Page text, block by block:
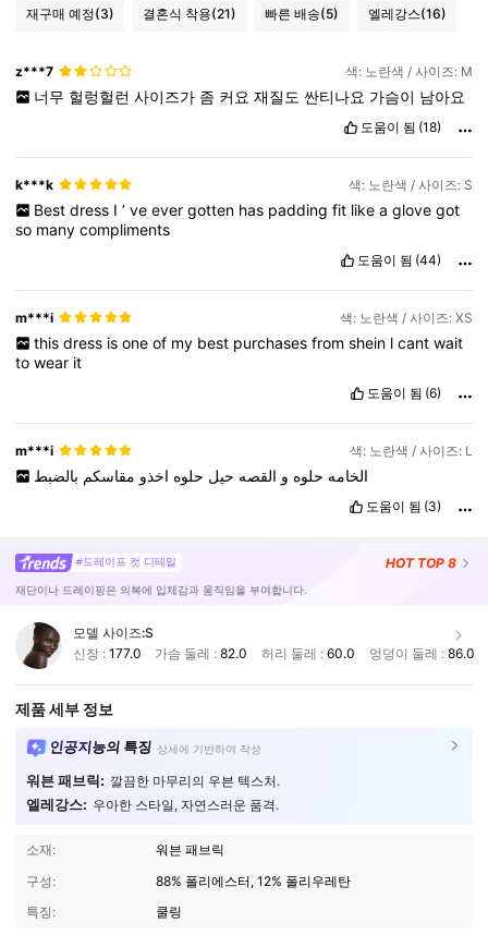
재구매 예정(3) 결혼식 착용(21) 빠른 배송(5) 엘레강스(16)
z***7 색: 노란색 / 사이즈: M
너무 헐렁헐런 사이즈가 좀 커요 재질도 싼티나요 가슴이 남아요
도움이 됨 (18)
k***k 색: 노란색 / 사이즈: S
Best dress I ’ ve ever gotten has padding fit like a glove got
so manycompliments
도움이 됨 (44)
m***i 색: 노란색 / 사이즈: XS
this dress is one of my best purchases from shein l cant wait
towear it
도움이 됨 (6)
m***i 색: 노란색 / 사이즈: L
الخامه حلوه و القصه حيل حلوه اخذو مقاسكم بالضبط
도움이 됨 (3)
#드레이프 컷 디테일 HOT TOP 8
재단이나 드레이핑은 의복에 입체감과 움직임을 부여합니다.
모델 사이즈:S
신장 : 177.0 가슴 둘레 :82.0 허리 둘레 : 60.0 엉덩이 둘레 : 86.0
제품 세부 정보
인공지능의 특징 상세에 기반하여 작성
워븐 패브릭: 깔끔한 마무리의 우븐 텍스처.
엘레강스: 우아한 스타일, 자연스러운 품격.
소재:
워븐 패브릭
구성:
88% 폴리에스터, 12% 폴리우레탄
특징:
쿨링